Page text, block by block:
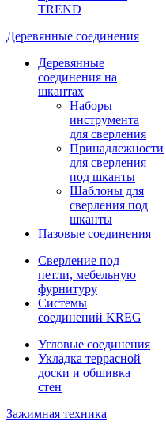
TREND
Деревянные соединения
Деревянные
соединения на
шкантах
Наборы
инструмента
для сверления
Принадлежности
для сверления
под шканты
Шаблоны для
сверления под
шканты
Пазовые соединения
Сверление под
петли, мебельную
фурнитуру
Системы
соединений KREG
Угловые соединения
Укладка террасной
доски и обшивка
стен
Зажимная техника